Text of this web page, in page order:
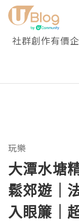
社群創作有價
玩樂
大潭水塘
鬆郊遊｜
入眼簾｜